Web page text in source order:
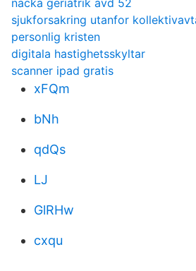
nacka geriatrik avd 52
sjukforsakring utanfor
personlig kristen
digitala hastighetsskyltar
scanner ipad gratis
xFQm
bNh
qdQs
LJ
GlRHw
cxqu